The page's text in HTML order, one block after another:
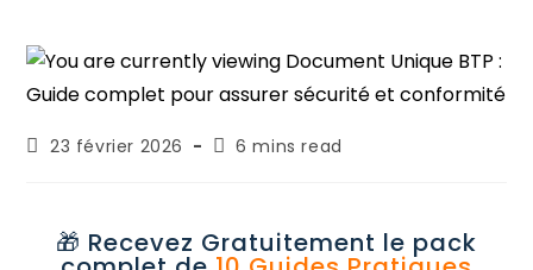
23 février 2026 6 mins read
🎁 Recevez Gratuitement le pack